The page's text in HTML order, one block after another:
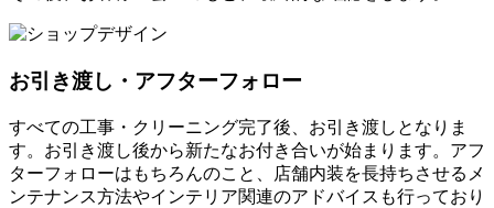
お引き渡し・アフターフォロー
すべての工事・クリーニング完了後、お引き渡しとなりま
す。お引き渡し後から新たなお付き合いが始まります。アフ
ターフォローはもちろんのこと、店舗内装を長持ちさせるメ
ンテナンス方法やインテリア関連のアドバイスも行っており